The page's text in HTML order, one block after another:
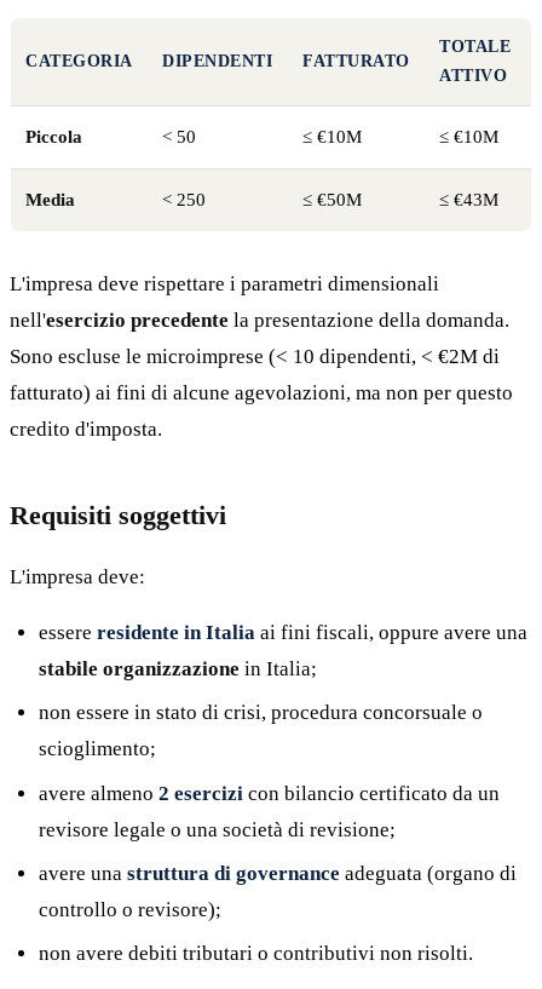
CATEGORIA DIPENDENTI FATTURATO
TOTALE
ATTIVO
Piccola < 50 ≤ €10M ≤ €10M
Media < 250 ≤ €50M ≤ €43M
L'impresa deve rispettare i parametri dimensionali
nell'esercizio precedente la presentazione della domanda.
Sono escluse le microimprese (< 10 dipendenti, < €2M di
fatturato) ai fini di alcune agevolazioni, ma non per questo
credito d'imposta.
Requisiti soggettivi
L'impresa deve:
essere residente in Italia ai fini fiscali, oppure avere una
stabile organizzazione in Italia;
non essere in stato di crisi, procedura concorsuale o
scioglimento;
avere almeno 2 esercizi con bilancio certificato da un
revisore legale o una società di revisione;
avere una struttura di governance adeguata (organo di
controllo o revisore);
non avere debiti tributari o contributivi non risolti.